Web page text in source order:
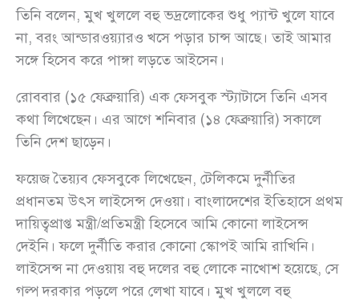
তিনি বলেন, মুখ খুললে বহু ভদ্রলোকের শুধু প্যান্ট খুলে যাবে
না, বরং আন্ডারওয়্যারও খসে পড়ার চান্স আছে। তাই আমার
সঙ্গে হিসেব করে পাঙ্গা লড়তে আইসেন।
রোববার (১৫ ফেব্রুয়ারি) এক ফেসবুক স্ট্যাটাসে তিনি এসব
কথা লিখেছেন। এর আগে শনিবার (১৪ ফেব্রুয়ারি) সকালে
তিনি দেশ ছাড়েন।
ফয়েজ তৈয়্যব ফেসবুকে লিখেছেন, টেলিকমে দুর্নীতির
প্রধানতম উৎস লাইসেন্স দেওয়া। বাংলাদেশের ইতিহাসে প্রথম
দায়িত্বপ্রাপ্ত মন্ত্রী/প্রতিমন্ত্রী হিসেবে আমি কোনো লাইসেন্স
দেইনি। ফলে দুর্নীতি করার কোনো স্কোপই আমি রাখিনি।
লাইসেন্স না দেওয়ায় বহু দলের বহু লোকে নাখোশ হয়েছে, সে
গল্প দরকার পড়লে পরে লেখা যাবে। মুখ খুললে বহু